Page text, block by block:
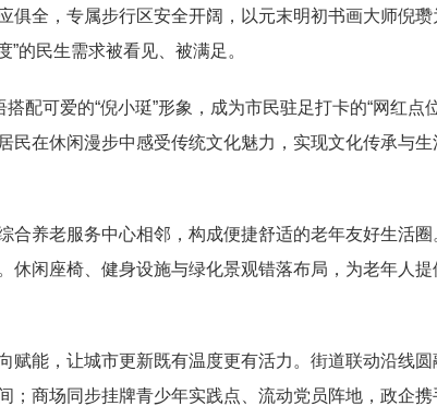
，专属步行区安全开阔，以元末明初书画大师倪瓒
”的民生需求被看见、被满足。
可爱的“倪小珽”形象，成为市民驻足打卡的“网红点
在休闲漫步中感受传统文化魅力，实现文化传承与
养老服务中心相邻，构成便捷舒适的老年友好生活圈
闲座椅、健身设施与绿化景观错落布局，为老年人
能，让城市更新既有温度更有活力。街道联动沿线圆
商场同步挂牌青少年实践点、流动党员阵地，政企